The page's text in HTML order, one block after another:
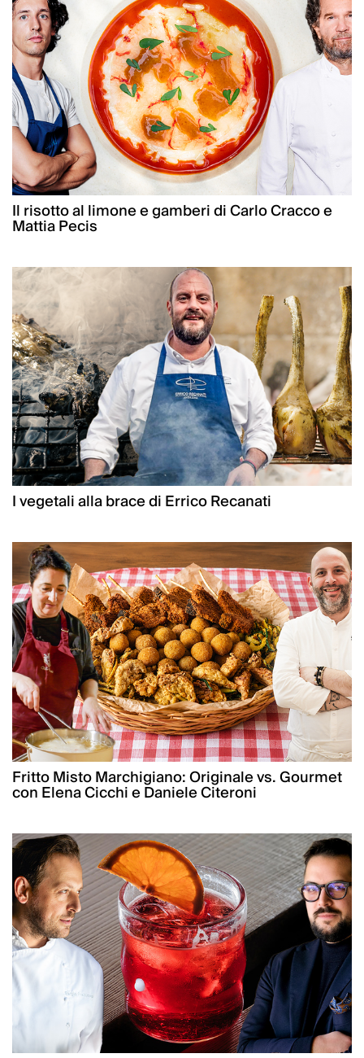
Il risotto al limone e gamberi di Carlo Cracco e
Mattia Pecis
I vegetali alla brace di Errico Recanati
Fritto Misto Marchigiano: Originale vs. Gourmet
con Elena Cicchi e Daniele Citeroni